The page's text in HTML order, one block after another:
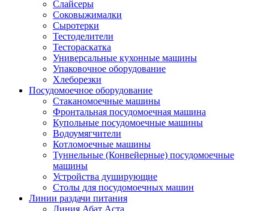
Слайсеры
Соковыжималки
Сыротерки
Тестоделители
Тестораскатка
Универсальные кухонные машины
Упаковочное оборудование
Хлеборезки
Посудомоечное оборудование
Стаканомоечные машины
Фронтальная посудомоечная машина
Купольные посудомоечные машины
Водоумягчители
Котломоечные машины
Туннельные (Конвейерные) посудомоечные
машины
Устройства душирующие
Столы для посудомоечных машин
Линии раздачи питания
Линия Абат Аста